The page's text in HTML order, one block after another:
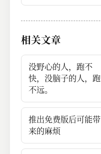
相关文章
没野心的人，跑不
快，没脑子的人，跑
不远。
推出免费版后可能带
来的麻烦